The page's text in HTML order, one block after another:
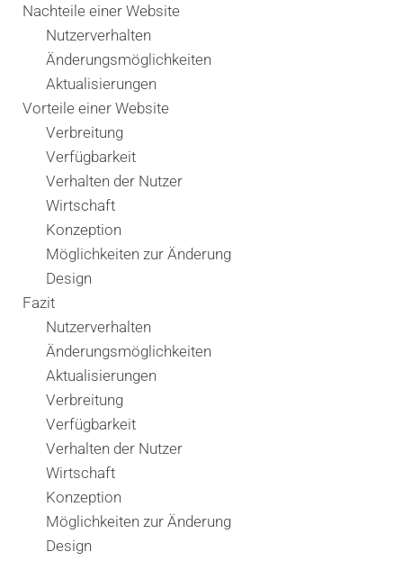
Nachteile einer Website
Nutzerverhalten
Änderungsmöglichkeiten
Aktualisierungen
Vorteile einer Website
Verbreitung
Verfügbarkeit
Verhalten der Nutzer
Wirtschaft
Konzeption
Möglichkeiten zur Änderung
Design
Fazit
Nutzerverhalten
Änderungsmöglichkeiten
Aktualisierungen
Verbreitung
Verfügbarkeit
Verhalten der Nutzer
Wirtschaft
Konzeption
Möglichkeiten zur Änderung
Design